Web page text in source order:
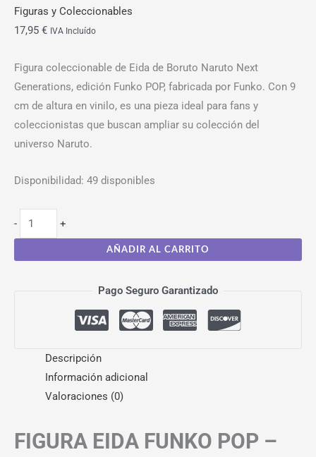
Figuras y Coleccionables
17,95 € IVA Incluído
Figura coleccionable de Eida de Boruto Naruto Next
Generations, edición Funko POP, fabricada por Funko. Con 9
cm de altura en vinilo, es una pieza ideal para fans y
coleccionistas que buscan ampliar su colección del
universo Naruto.
Disponibilidad: 49 disponibles
- +
AÑADIR AL CARRITO
Pago Seguro Garantizado
Descripción
Información adicional
Valoraciones (0)
FIGURA EIDA FUNKO POP –